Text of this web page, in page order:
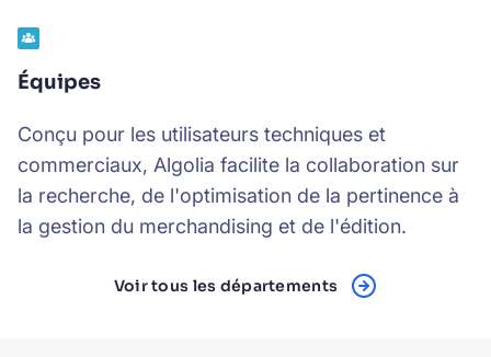
Équipes
Conçu pour les utilisateurs techniques et
commerciaux, Algolia facilite la collaboration sur
la recherche, de l'optimisation de la pertinence à
la gestion du merchandising et de l'édition.
Voir tous les départements